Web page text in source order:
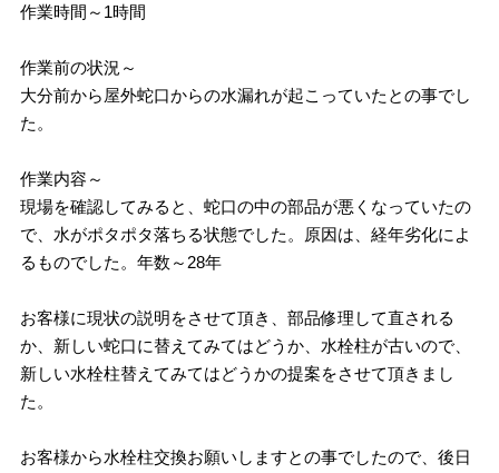
作業時間～1時間
作業前の状況～
大分前から屋外蛇口からの水漏れが起こっていたとの事でし
た。
作業内容～
現場を確認してみると、蛇口の中の部品が悪くなっていたの
で、水がポタポタ落ちる状態でした。原因は、経年劣化によ
るものでした。年数～28年
お客様に現状の説明をさせて頂き、部品修理して直される
か、新しい蛇口に替えてみてはどうか、水栓柱が古いので、
新しい水栓柱替えてみてはどうかの提案をさせて頂きまし
た。
お客様から水栓柱交換お願いしますとの事でしたので、後日